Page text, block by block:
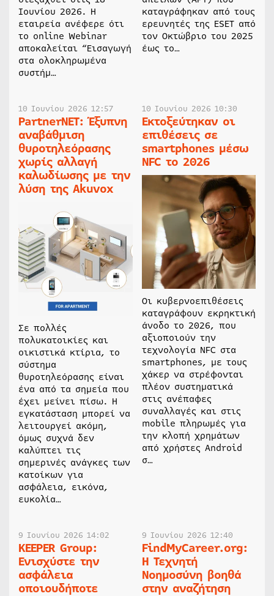
Ιουνίου 2026. Η
εταιρεία ανέφερε ότι
το online Webinar
αποκαλείται “Εισαγωγή
στα ολοκληρωμένα
συστήμ…
καταγράφηκαν από τους
ερευνητές της ESET από
τον Οκτώβριο του 2025
έως το…
10 Ιουνίου 2026 12:57
PartnerNET: Έξυπνη
αναβάθμιση
θυροτηλεόρασης
χωρίς αλλαγή
καλωδίωσης με την
λύση της Akuvox
Σε πολλές
πολυκατοικίες και
οικιστικά κτίρια, το
σύστημα
θυροτηλεόρασης είναι
ένα από τα σημεία που
έχει μείνει πίσω. Η
εγκατάσταση μπορεί να
λειτουργεί ακόμη,
όμως συχνά δεν
καλύπτει τις
σημερινές ανάγκες των
κατοίκων για
ασφάλεια, εικόνα,
ευκολία…
10 Ιουνίου 2026 10:30
Εκτοξεύτηκαν οι
επιθέσεις σε
smartphones μέσω
NFC το 2026
Οι κυβερνοεπιθέσεις
καταγράφουν εκρηκτική
άνοδο το 2026, που
αξιοποιούν την
τεχνολογία NFC στα
smartphones, με τους
χάκερ να στρέφονται
πλέον συστηματικά
στις ανέπαφες
συναλλαγές και στις
mobile πληρωμές για
την κλοπή χρημάτων
από χρήστες Android
σ…
9 Ιουνίου 2026 14:02
KEEPER Group:
Ενισχύστε την
ασφάλεια
οποιουδήποτε
9 Ιουνίου 2026 12:40
FindMyCareer.org:
Η Τεχνητή
Νοημοσύνη βοηθά
στην αναζήτηση